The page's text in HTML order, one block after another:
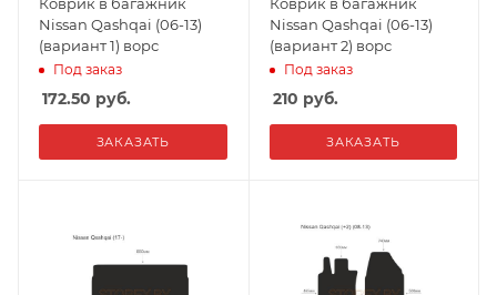
Nissan Qashqai (06-13)
(вариант 1) ворс
Под заказ
172.50 руб.
ЗАКАЗАТЬ
Nissan Qashqai (06-13)
(вариант 2) ворс
Под заказ
210 руб.
ЗАКАЗАТЬ